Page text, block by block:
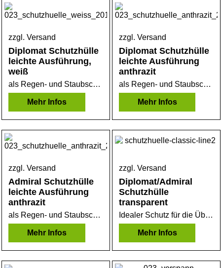
zzgl. Versand
Diplomat Schutzhülle
leichte Ausführung,
weiß
als Regen- und Staubschutz sehr gut geeignet. Leichtes Bändchengewebe. Nicht zur Überwinterung geeignet
Mehr Infos
zzgl. Versand
Diplomat Schutzhülle
leichte Ausführung
anthrazit
als Regen- und Staubschutz sehr gut geeignet. Leichtes Bändchengewebe.
Mehr Infos
zzgl. Versand
Admiral Schutzhülle
leichte Ausführung
anthrazit
als Regen- und Staubschutz sehr gut geeignet. Leichtes Bändchengewebe.
Mehr Infos
zzgl. Versand
Diplomat/Admiral
Schutzhülle
transparent
Idealer Schutz für die Übergangszeit. Die Folie ist gitternetzverstärkt und winterfest.
Mehr Infos